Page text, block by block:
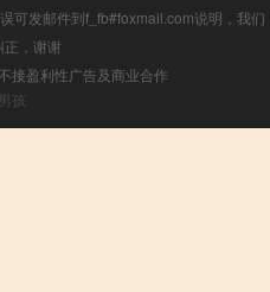
可发邮件到f_fb#foxmail.com说明，我们
正，谢谢
接盈利性广告及商业合作
孩